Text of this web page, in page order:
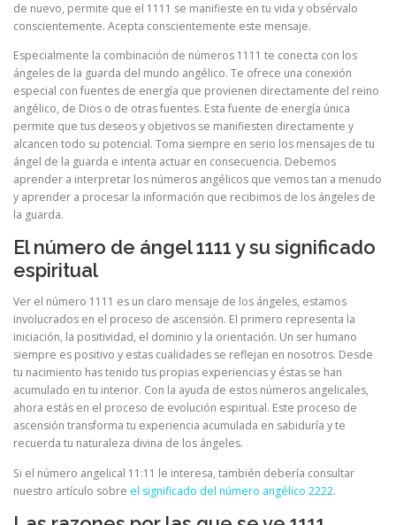
de nuevo, permite que el 1111 se manifieste en tu vida y obsérvalo
conscientemente. Acepta conscientemente este mensaje.
Especialmente la combinación de números 1111 te conecta con los
ángeles de la guarda del mundo angélico. Te ofrece una conexión
especial con fuentes de energía que provienen directamente del reino
angélico, de Dios o de otras fuentes. Esta fuente de energía única
permite que tus deseos y objetivos se manifiesten directamente y
alcancen todo su potencial. Toma siempre en serio los mensajes de tu
ángel de la guarda e intenta actuar en consecuencia. Debemos
aprender a interpretar los números angélicos que vemos tan a menudo
y aprender a procesar la información que recibimos de los ángeles de
la guarda.
El número de ángel 1111 y su significado
espiritual
Ver el número 1111 es un claro mensaje de los ángeles, estamos
involucrados en el proceso de ascensión. El primero representa la
iniciación, la positividad, el dominio y la orientación. Un ser humano
siempre es positivo y estas cualidades se reflejan en nosotros. Desde
tu nacimiento has tenido tus propias experiencias y éstas se han
acumulado en tu interior. Con la ayuda de estos números angelicales,
ahora estás en el proceso de evolución espiritual. Este proceso de
ascensión transforma tu experiencia acumulada en sabiduría y te
recuerda tu naturaleza divina de los ángeles.
Si el número angelical 11:11 le interesa, también debería consultar
nuestro artículo sobre el significado del número angélico 2222.